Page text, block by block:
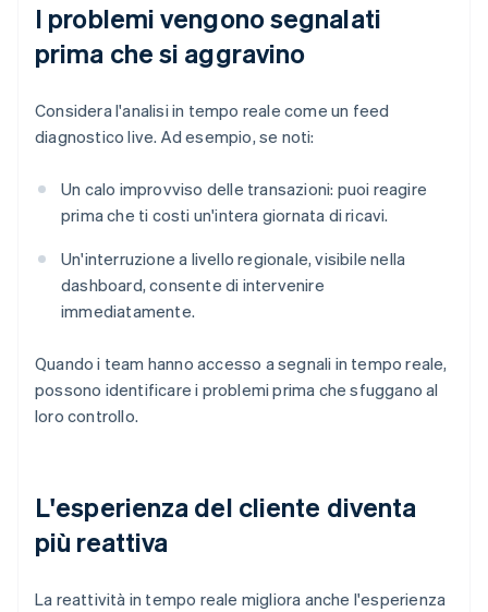
I problemi vengono segnalati
prima che si aggravino
Considera l'analisi in tempo reale come un feed
diagnostico live. Ad esempio, se noti:
Un calo improvviso delle transazioni: puoi reagire
prima che ti costi un'intera giornata di ricavi.
Un'interruzione a livello regionale, visibile nella
dashboard, consente di intervenire
immediatamente.
Quando i team hanno accesso a segnali in tempo reale,
possono identificare i problemi prima che sfuggano al
loro controllo.
L'esperienza del cliente diventa
più reattiva
La reattività in tempo reale migliora anche l'esperienza